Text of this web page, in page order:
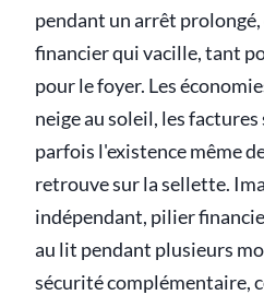
pendant un arrêt
financier qui vacille, tant
pour le foyer. Les
neige au soleil, les
parfois l'existence même
retrouve sur la sellette.
indépendant, pilier
au lit pendant plusieurs
sécurité complémentaire,